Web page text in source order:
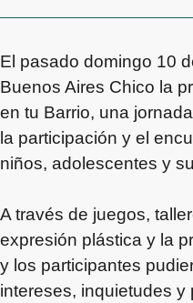
El pasado domingo 10
Buenos Aires Chico la
en tu Barrio, una
la participación y el
niños, adolescentes y
A través de juegos,
expresión plástica y la
y los participantes
intereses, inquietudes y